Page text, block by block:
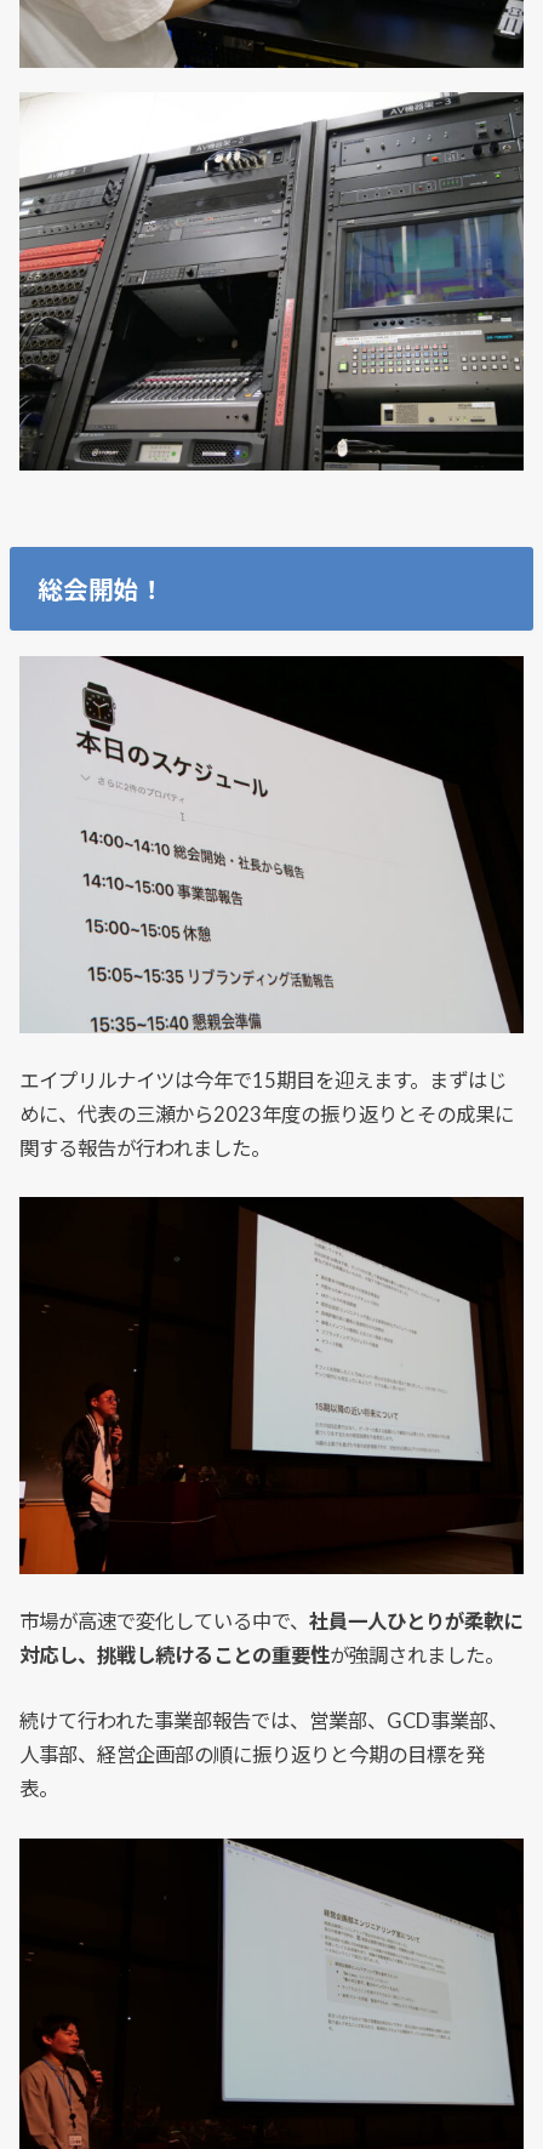
総会開始！
エイプリルナイツは今年で15期目を迎えます。まずはじ
めに、代表の三瀬から2023年度の振り返りとその成果に
関する報告が行われました。
市場が高速で変化している中で、社員一人ひとりが柔軟に
対応し、挑戦し続けることの重要性が強調されました。
続けて行われた事業部報告では、営業部、GCD事業部、
人事部、経営企画部の順に振り返りと今期の目標を発
表。